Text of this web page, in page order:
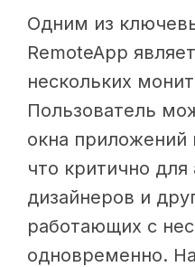
Одним из
RemoteApp
нескольких
Пользователь
окна
что критично для
дизайнеров и
работающих с
одновременно.